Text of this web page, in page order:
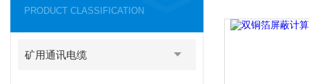
PRODUCT CLASSIFICATION
矿用通讯电缆